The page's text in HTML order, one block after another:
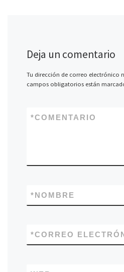
Deja un comentario
Tu dirección de correo electrónico
campos obligatorios están
COMENTARIO
*
NOMBRE
*
CORREO
*